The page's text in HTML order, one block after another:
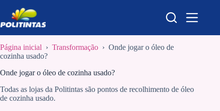
para
o
conteúdo
Página inicial › Transformação › Onde jogar o óleo de
cozinha usado?
Onde jogar o óleo de cozinha usado?
Todas as lojas da Politintas são pontos de recolhimento de óleo
de cozinha usado.